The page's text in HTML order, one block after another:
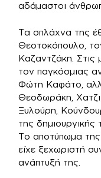
αδάμαστοι
Τα σπλάχνα της
Θεοτοκόπουλο,
Καζαντζάκη. Στις
τον παγκόσμιας
Φώτη Καφάτο,
Θεοδωράκη,
Ξυλούρη,
της δημιουργικής
Το αποτύπωμα της
είχε ξεχωριστή
ανάπτυξή της.